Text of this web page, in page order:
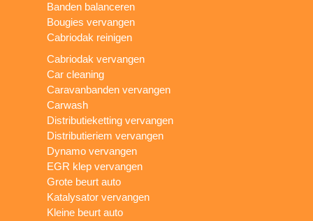
Banden balanceren
Bougies vervangen
Cabriodak reinigen
Cabriodak vervangen
Car cleaning
Caravanbanden vervangen
Carwash
Distributieketting vervangen
Distributieriem vervangen
Dynamo vervangen
EGR klep vervangen
Grote beurt auto
Katalysator vervangen
Kleine beurt auto